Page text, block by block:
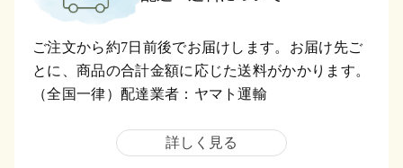
ご注文から約7日前後でお届けします。お届け先ご
とに、商品の合計金額に応じた送料がかかります。
（全国一律）配達業者：ヤマト運輸
詳しく見る